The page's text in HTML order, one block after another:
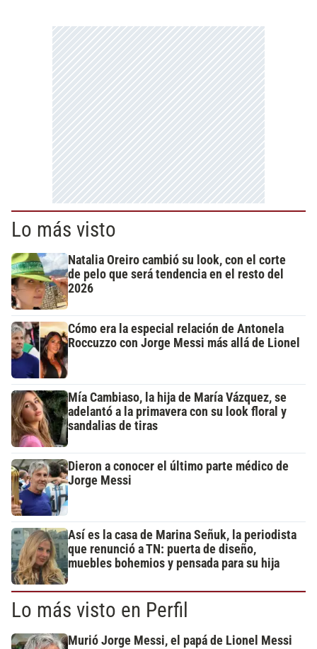
Lo más visto
Natalia Oreiro cambió su look, con el corte
de pelo que será tendencia en el resto del
2026
Cómo era la especial relación de Antonela
Roccuzzo con Jorge Messi más allá de Lionel
Mía Cambiaso, la hija de María Vázquez, se
adelantó a la primavera con su look floral y
sandalias de tiras
Dieron a conocer el último parte médico de
Jorge Messi
Así es la casa de Marina Señuk, la periodista
que renunció a TN: puerta de diseño,
muebles bohemios y pensada para su hija
Lo más visto en Perfil
Murió Jorge Messi, el papá de Lionel Messi